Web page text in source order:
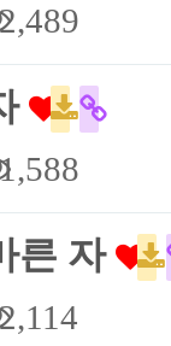
른 자